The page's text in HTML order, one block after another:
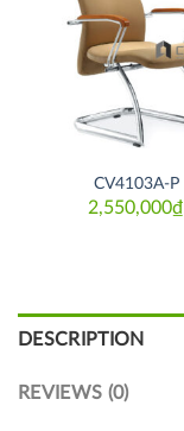
CV4103A-P
2,550,000₫
DESCRIPTION
REVIEWS (0)